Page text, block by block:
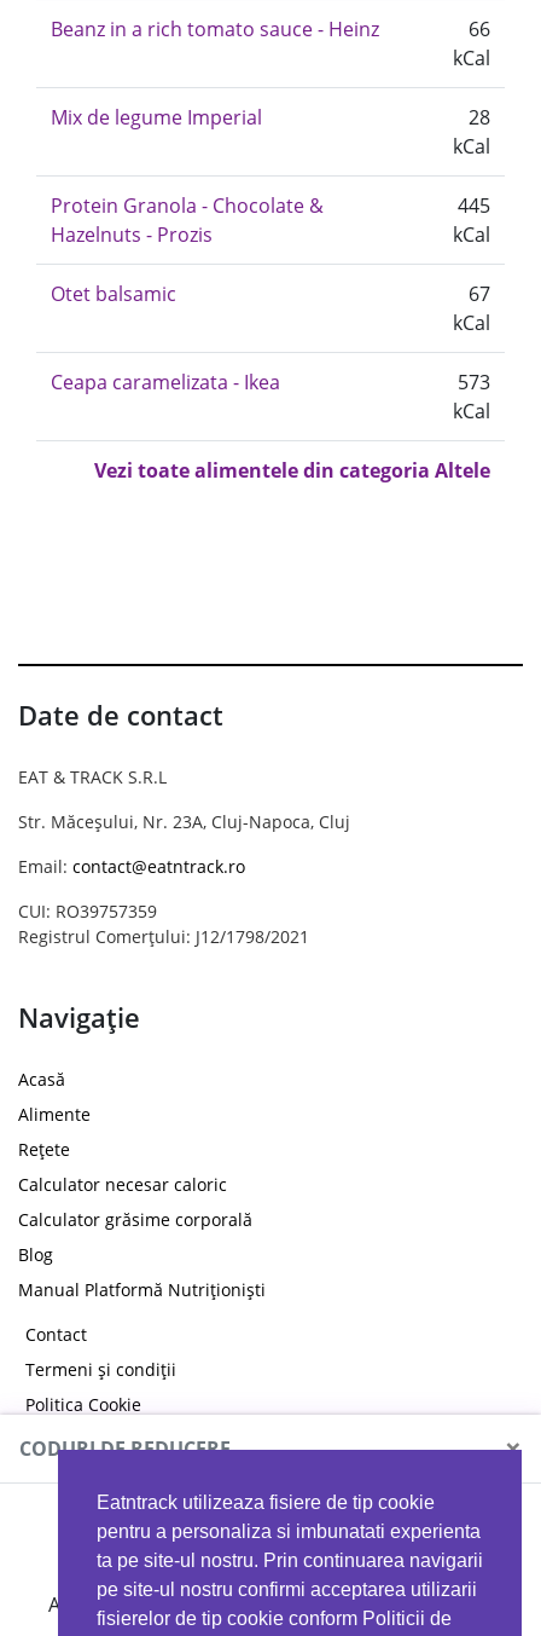
Eatntrack utilizeaza fisiere de tip cookie
pentru a personaliza si imbunatati experienta
ta pe site-ul nostru. Prin continuarea navigarii
pe site-ul nostru confirmi acceptarea utilizarii
fisierelor de tip cookie conform Politicii de
Beanz in a rich tomato sauce - Heinz
66
kCal
Mix de legume Imperial
28
kCal
Protein Granola - Chocolate &
Hazelnuts - Prozis
445
kCal
Otet balsamic
67
kCal
Ceapa caramelizata - Ikea
573
kCal
Vezi toate alimentele din categoria Altele
Date de contact
EAT & TRACK S.R.L
Str. Măceșului, Nr. 23A, Cluj-Napoca, Cluj
Email: contact@eatntrack.ro
CUI: RO39757359
Registrul Comerțului: J12/1798/2021
Navigație
Acasă
Alimente
Rețete
Calculator necesar caloric
Calculator grăsime corporală
Blog
Manual Platformă Nutriționiști
Contact
Termeni și condiții
Politica Cookie
Politica de confidențialitate
CODURI DE REDUCERE ×
MYPROTEIN
Ai 40%reducere la orice comandă folosind codul